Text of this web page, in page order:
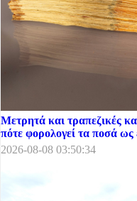
Μετρητά και τραπεζικές
πότε φορολογεί τα ποσά ως
2026-08-08 03:50:34